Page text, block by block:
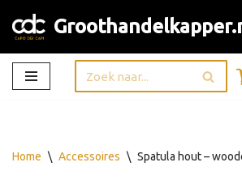
Ga
naar
de
Home \ Accessoires \ Spatula hout –